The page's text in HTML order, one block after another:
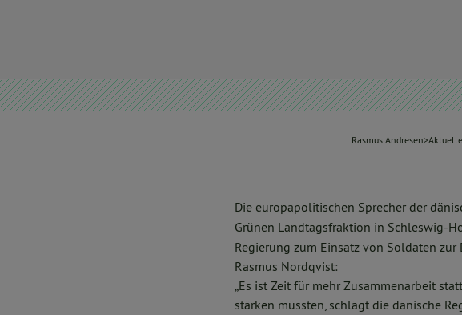
Rasmus Andresen>
Die europapolitischen Sprecher der
Grünen Landtagsfraktion in Schleswig-
Regierung zum Einsatz von Soldaten
Rasmus Nordqvist:
„Es ist Zeit für mehr Zusammenarbeit
stärken müssten, schlägt die dänische